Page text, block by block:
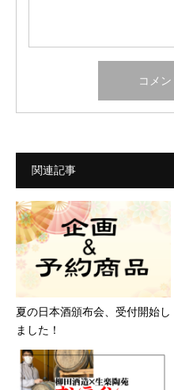
関連記事
夏の日本酒頒布会、受付開始し
ました！